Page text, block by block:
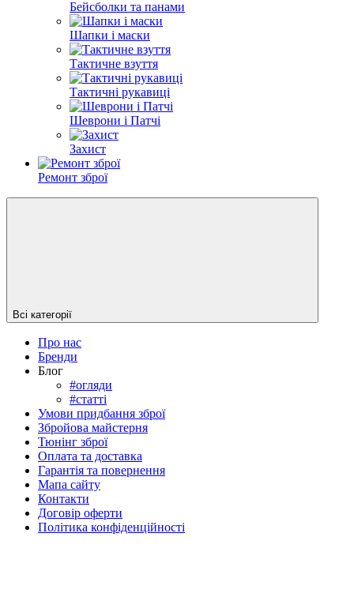
Бейсболки та панами
Шапки і маски
Тактичне взуття
Тактичні рукавиці
Шеврони і Патчі
Захист
Ремонт зброї
Всі категорії
Про нас
Бренди
Блог
#огляди
#cтатті
Умови придбання зброї
Збройова майстерня
Тюнінг зброї
Оплата та доставка
Гарантія та повернення
Мапа сайту
Контакти
Договір оферти
Політика конфіденційності